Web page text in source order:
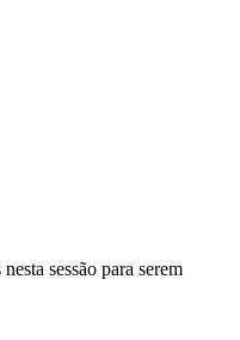
sessão para serem